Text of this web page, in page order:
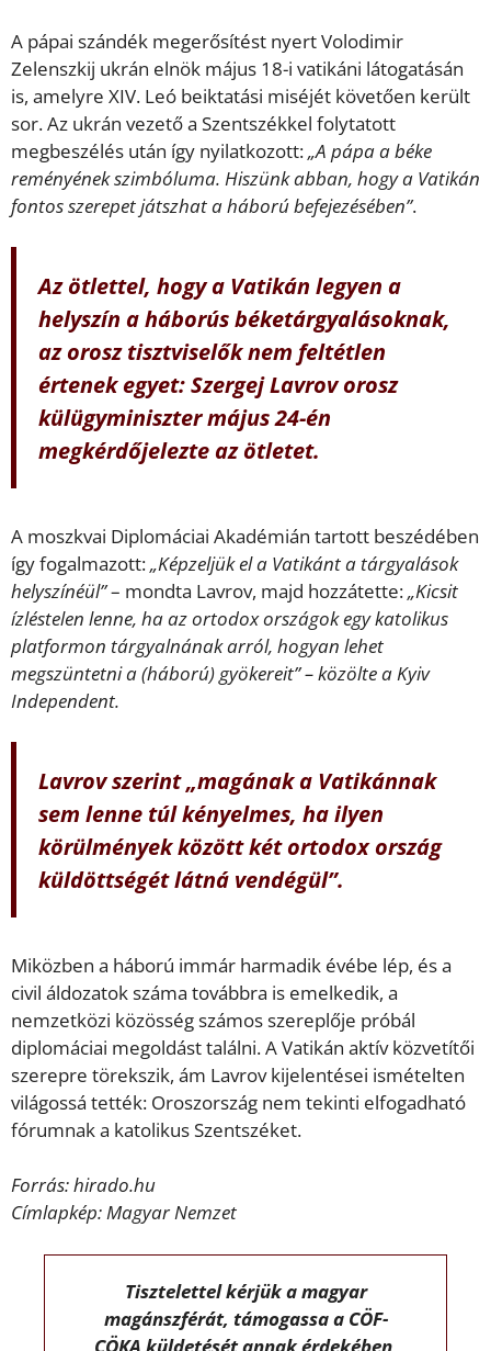
A pápai szándék megerősítést nyert Volodimir
Zelenszkij ukrán elnök május 18-i vatikáni látogatásán
is, amelyre XIV. Leó beiktatási miséjét követően került
sor. Az ukrán vezető a Szentszékkel folytatott
megbeszélés után így nyilatkozott:„A pápa a béke
reményének szimbóluma. Hiszünk abban, hogy a Vatikán
fontos szerepet játszhat a háború befejezésében”.
Az ötlettel, hogy a Vatikán legyen a
helyszín a háborús béketárgyalásoknak,
az orosz tisztviselők nem feltétlen
értenek egyet: Szergej Lavrov orosz
külügyminiszter május 24-én
megkérdőjelezte az ötletet.
A moszkvai Diplomáciai Akadémián tartott beszédében
így fogalmazott:„Képzeljük el a Vatikánt a tárgyalások
helyszínéül”– mondta Lavrov, majd hozzátette:„Kicsit
ízléstelen lenne, ha az ortodox országok egy katolikus
platformon tárgyalnának arról, hogyan lehet
megszüntetni a (háború) gyökereit” – közölte a Kyiv
Independent.
Lavrov szerint „magának a Vatikánnak
sem lenne túl kényelmes, ha ilyen
körülmények között két ortodox ország
küldöttségét látná vendégül”.
Miközben a háború immár harmadik évébe lép, és a
civil áldozatok száma továbbra is emelkedik, a
nemzetközi közösség számos szereplője próbál
diplomáciai megoldást találni. A Vatikán aktív közvetítői
szerepre törekszik, ám Lavrov kijelentései ismételten
világossá tették: Oroszország nem tekinti elfogadható
fórumnak a katolikus Szentszéket.
Forrás: hirado.hu
Címlapkép: Magyar Nemzet
Tisztelettel kérjük a magyar
magánszférát, támogassa a CÖF-
CÖKA küldetését annak érdekében,